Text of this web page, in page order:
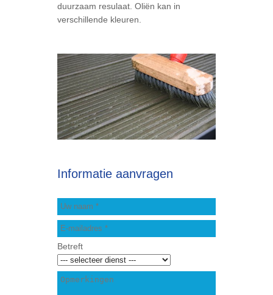
duurzaam resulaat. Oliën kan in
verschillende kleuren.
Informatie aanvragen
Betreft